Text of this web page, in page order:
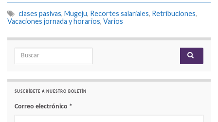
clases pasivas, Mugeju, Recortes salariales, Retribuciones,
Vacaciones jornada y horarios, Varios
Search for:
SUSCRÍBETE A NUESTRO BOLETÍN
Correo electrónico *